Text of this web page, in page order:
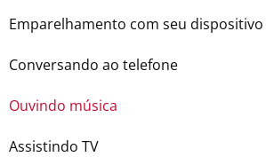
Emparelhamento com seu
Conversando ao telefone
Ouvindo música
Assistindo TV